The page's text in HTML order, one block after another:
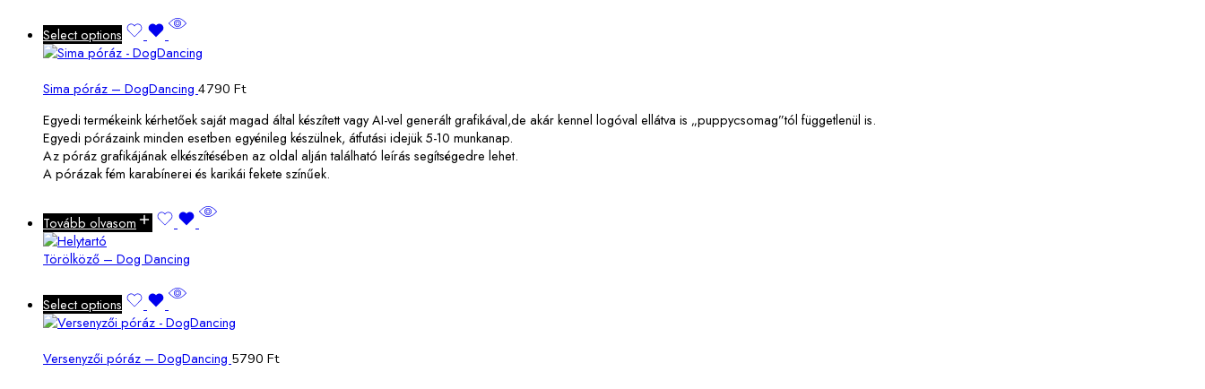
Select options
Sima póráz – DogDancing 4790 Ft
Egyedi termékeink kérhetőek saját magad által készített vagy AI-vel generált grafikával,de akár kennel logóval ellátva is „puppycsomag”tól függetlenül is.
Egyedi pórázaink minden esetben egyénileg készülnek, átfutási idejük 5-10 munkanap.
Az póráz grafikájának elkészítésében az oldal alján található leírás segítségedre lehet.
A pórázak fém karabínerei és karikái fekete színűek.
Tovább olvasom
Törölköző – Dog Dancing
Select options
Versenyzői póráz – DogDancing 5790 Ft